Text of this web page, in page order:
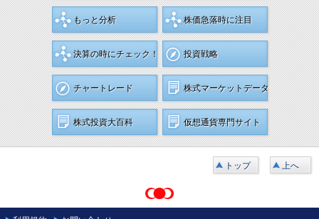
もっと分析 株価急落時に注目
決算の時にチェック！ 投資戦略
チャートレード 株式マーケットデータ
株式投資大百科 仮想通貨専門サイト
トップ 上へ